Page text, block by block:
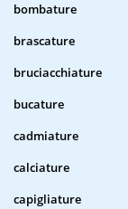
bombature
brascature
bruciacchiature
bucature
cadmiature
calciature
capigliature